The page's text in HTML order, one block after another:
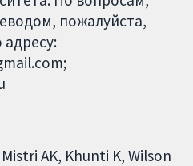
пожалуйста,
AK, Khunti K, Wilson